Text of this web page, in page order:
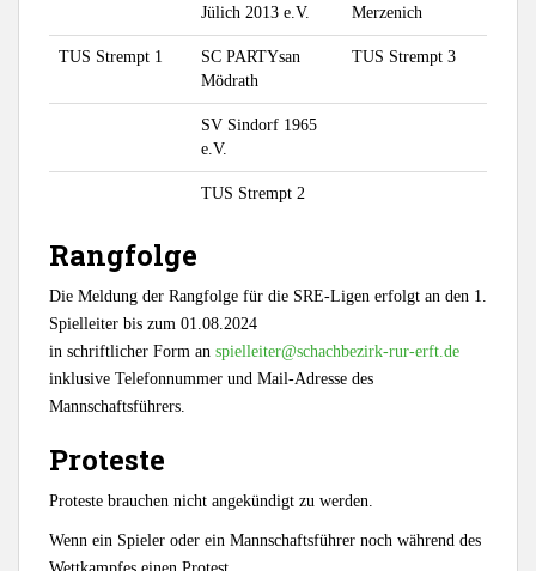
Jülich 2013 e.V.
Merzenich
TUS Strempt 1
SC PARTYsan
Mödrath
TUS Strempt 3
SV Sindorf 1965
e.V.
TUS Strempt 2
Rangfolge
Die Meldung der Rangfolge für die SRE-Ligen erfolgt an den 1.
Spielleiter bis zum 01.08.2024
in schriftlicher Form an spielleiter@schachbezirk-rur-erft.de
inklusive Telefonnummer und Mail-Adresse des
Mannschaftsführers.
Proteste
Proteste brauchen nicht angekündigt zu werden.
Wenn ein Spieler oder ein Mannschaftsführer noch während des